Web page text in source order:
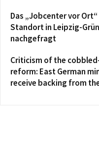
Das „Jobcenter vor
Standort in Leipzig-
nachgefragt
Criticism of the
reform: East German
receive backing from